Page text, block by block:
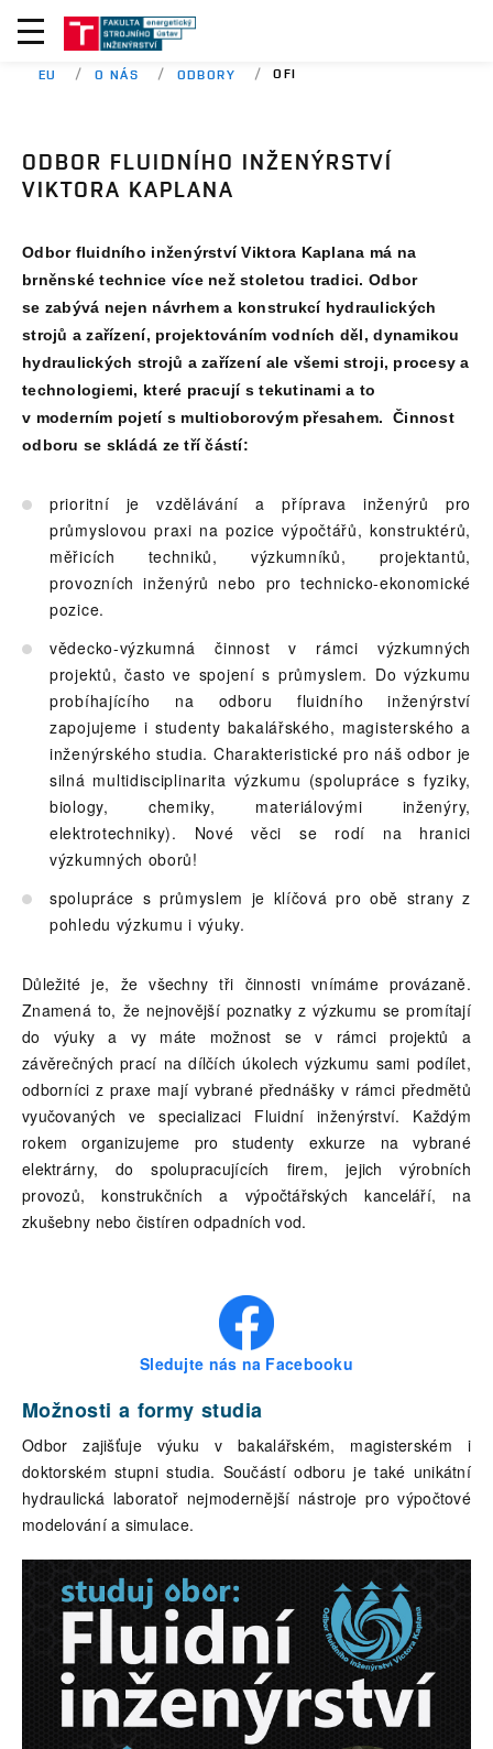
EU O NÁS ODBORY OFI
ODBOR FLUIDNÍHO INŽENÝRSTVÍ
VIKTORA KAPLANA
Odbor fluidního inženýrství Viktora Kaplana má na
brněnské technice více než stoletou tradici. Odbor
se zabývá nejen návrhem a konstrukcí hydraulických
strojů a zařízení, projektováním vodních děl, dynamikou
hydraulických strojů a zařízení ale všemi stroji, procesy a
technologiemi, které pracují s tekutinami a to
v moderním pojetí s multioborovým přesahem. Činnost
odboru se skládá ze tří částí:
prioritní je vzdělávání a příprava inženýrů pro
průmyslovou praxi na pozice výpočtářů, konstruktérů,
měřicích techniků, výzkumníků, projektantů,
provozních inženýrů nebo pro technicko-ekonomické
pozice.
vědecko-výzkumná činnost v rámci výzkumných
projektů, často ve spojení s průmyslem. Do výzkumu
probíhajícího na odboru fluidního inženýrství
zapojujeme i studenty bakalářského, magisterského a
inženýrského studia. Charakteristické pro náš odbor je
silná multidisciplinarita výzkumu (spolupráce s fyziky,
biology, chemiky, materiálovými inženýry,
elektrotechniky). Nové věci se rodí na hranici
výzkumných oborů!
spolupráce s průmyslem je klíčová pro obě strany z
pohledu výzkumu i výuky.
Důležité je, že všechny tři činnosti vnímáme provázaně.
Znamená to, že nejnovější poznatky z výzkumu se promítají
do výuky a vy máte možnost se v rámci projektů a
závěrečných prací na dílčích úkolech výzkumu sami podílet,
odborníci z praxe mají vybrané přednášky v rámci předmětů
vyučovaných ve specializaci Fluidní inženýrství. Každým
rokem organizujeme pro studenty exkurze na vybrané
elektrárny, do spolupracujících firem, jejich výrobních
provozů, konstrukčních a výpočtářských kanceláří, na
zkušebny nebo čistíren odpadních vod.
Sledujte nás na Facebooku
Možnosti a formy studia
Odbor zajišťuje výuku v bakalářském, magisterském i
doktorském stupni studia. Součástí odboru je také unikátní
hydraulická laboratoř nejmodernější nástroje pro výpočtové
modelování a simulace.